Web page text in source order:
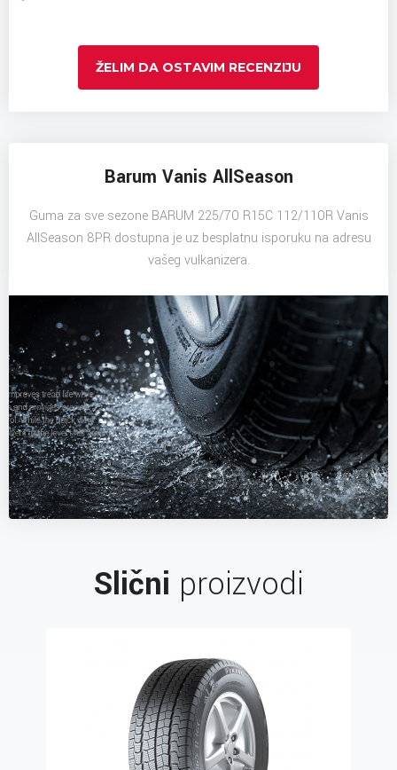
ŽELIM DA OSTAVIM RECENZIJU
Barum Vanis AllSeason
Guma za sve sezone BARUM 225/70 R15C 112/110R Vanis
AllSeason 8PR dostupna je uz besplatnu isporuku na adresu
vašeg vulkanizera.
Slični proizvodi